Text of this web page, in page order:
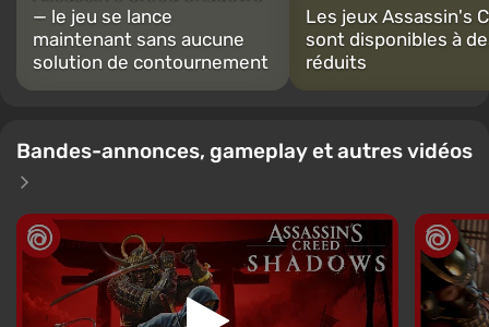
— le jeu se lance
maintenant sans aucune
solution de contournement
Les jeux Assassin's
sont disponibles à
réduits
Bandes-annonces, gameplay et autres vidéos